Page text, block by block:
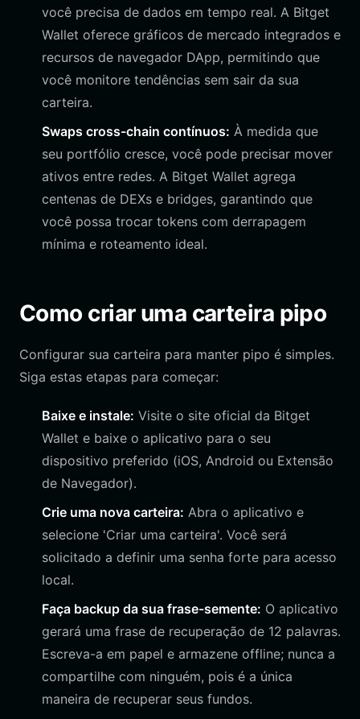
você precisa de dados em tempo real. A Bitget
Wallet oferece gráficos de mercado integrados e
recursos de navegador DApp, permitindo que
você monitore tendências sem sair da sua
carteira.
Swaps cross-chain contínuos: À medida que
seu portfólio cresce, você pode precisar mover
ativos entre redes. A Bitget Wallet agrega
centenas de DEXs e bridges, garantindo que
você possa trocar tokens com derrapagem
mínima e roteamento ideal.
Como criar uma carteira pipo
Configurar sua carteira para manter pipo é simples.
Siga estas etapas para começar:
Baixe e instale: Visite o site oficial da Bitget
Wallet e baixe o aplicativo para o seu
dispositivo preferido (iOS, Android ou Extensão
de Navegador).
Crie uma nova carteira: Abra o aplicativo e
selecione 'Criar uma carteira'. Você será
solicitado a definir uma senha forte para acesso
local.
Faça backup da sua frase-semente: O aplicativo
gerará uma frase de recuperação de 12 palavras.
Escreva-a em papel e armazene offline; nunca a
compartilhe com ninguém, pois é a única
maneira de recuperar seus fundos.